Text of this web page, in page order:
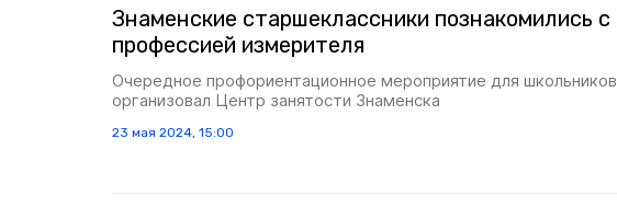
Знаменские старшеклассники познакомились с
профессией измерителя
Очередное профориентационное мероприятие для школьников
организовал Центр занятости Знаменска
23 мая 2024, 15:00